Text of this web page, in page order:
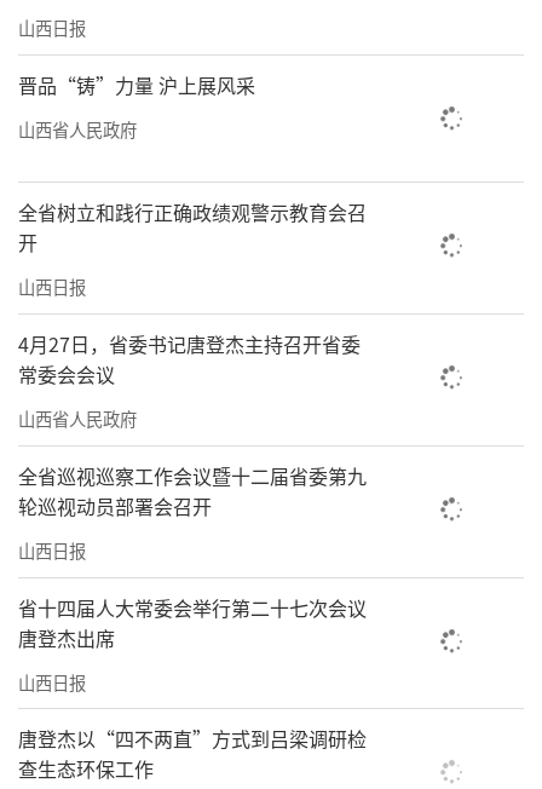
山西转型综合改革示范区深知，必须坚持
创新链与产业链深度融合，构建“政产学研金
服用”一体化创新生态。
为此，山西转型综合改革示范区制定出台
《促进产业高质量发展的若干措施》，支持企
业技术改造升级、推进新型工业化、发展新质
生产力等。聚焦新兴产业重点领域，探索“拨
投结合、先投后股、以投代补”等科技项目支
持方式，提升科技成果转化效能，真正为山西
转型发展贡献更强的示范动能。
展望未来，信心满满。山西转型综合改革
示范区相关负责人告诉记者，“十五五”时
期，将深入学习贯彻习近平总书记对山西工作
的重要讲话重要指示精神，认真落实省委、省
政府部署，稳定经济基本盘和发展新质生产力
两手抓，以“抓招商、上项目、育产业、促转
型”为经济工作主线，坚定有序推进转型发
展，因地制宜发展新质生产力，推动高端装备
山西日报
晋品“铸”力量 沪上展风采
山西省人民政府
全省树立和践行正确政绩观警示教育会召
开
山西日报
4月27日，省委书记唐登杰主持召开省委
常委会会议
山西省人民政府
全省巡视巡察工作会议暨十二届省委第九
轮巡视动员部署会召开
山西日报
省十四届人大常委会举行第二十七次会议
唐登杰出席
山西日报
唐登杰以“四不两直”方式到吕梁调研检
查生态环保工作